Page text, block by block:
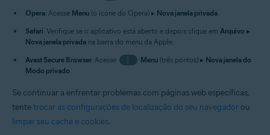
Opera: Acesse Menu (o ícone do Opera) ▸ Nova janela privada.
Safari: Verifique se o aplicativo está aberto e depois clique em Arquivo ▸
Nova janela privada na barra do menu da Apple.
Avast Secure Browser: Acesse ⋮ Menu(três pontos) ▸ Nova janela do
Modo privado.
Se continuar a enfrentar problemas com páginas web específicas,
tentetrocar as configurações de localização do seu navegador ou
limpar seu cache e cookies.